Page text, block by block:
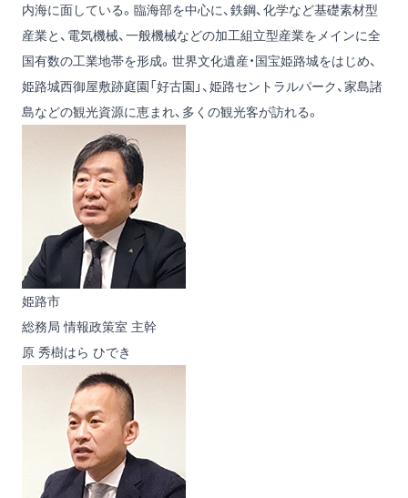
内海に面している。臨海部を中心に、鉄鋼、化学など基礎素材型
産業と、電気機械、一般機械などの加工組立型産業をメインに全
国有数の工業地帯を形成。世界文化遺産・国宝姫路城をはじめ、
姫路城西御屋敷跡庭園「好古園」、姫路セントラルパーク、家島諸
島などの観光資源に恵まれ、多くの観光客が訪れる。
姫路市
総務局 情報政策室 主幹
原 秀樹はら ひでき